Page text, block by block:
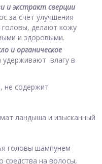
и экстракт сверции
за счёт улучшения
делают кожу
и здоровыми.
и органическое
влагу в
не содержит
ландыша и изысканный
головы шампунем
средства на волосы,